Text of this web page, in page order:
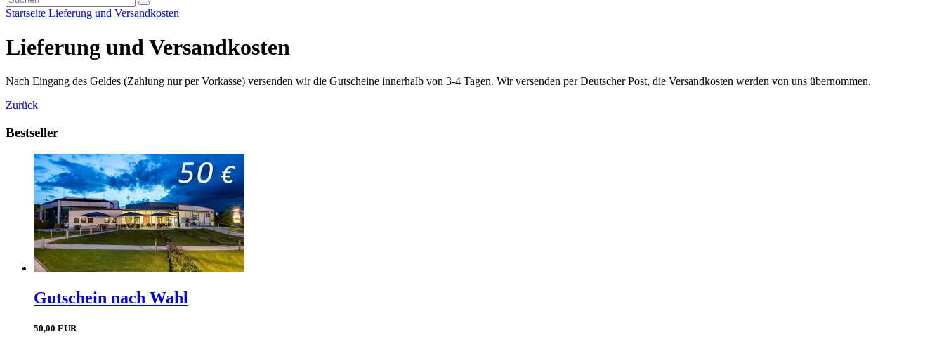
Startseite Lieferung und Versandkosten
Lieferung und Versandkosten
Nach Eingang des Geldes (Zahlung nur per Vorkasse) versenden wir die Gutscheine innerhalb von 3-4 Tagen. Wir versenden per Deutscher Post, die Versandkosten werden von uns übernommen.
Zurück
Bestseller
Gutschein nach Wahl
50,00 EUR